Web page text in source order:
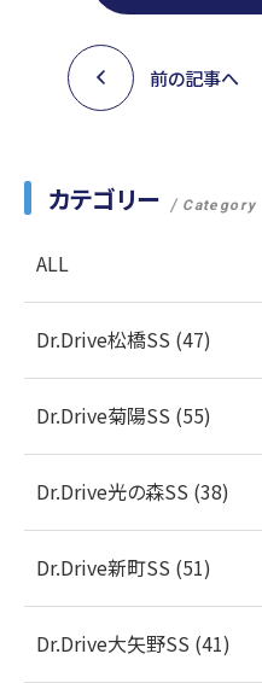
前の記事へ
カテゴリー Category
ALL
Dr.Drive松橋SS (47)
Dr.Drive菊陽SS (55)
Dr.Drive光の森SS (38)
Dr.Drive新町SS (51)
Dr.Drive大矢野SS (41)